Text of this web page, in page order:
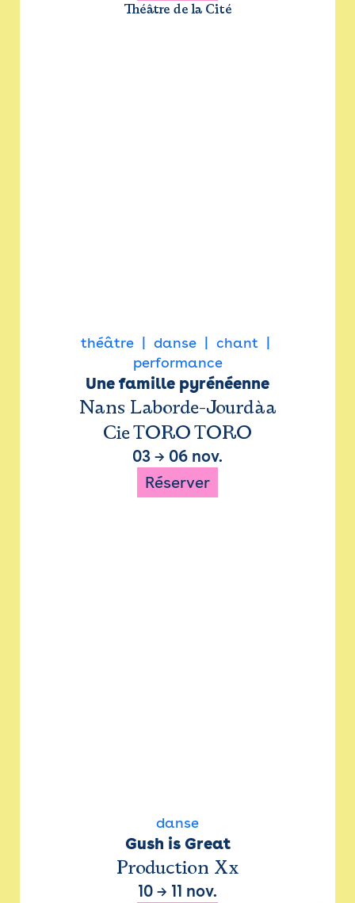
Théâtre de la Cité
théâtre danse
chant
performance
Une famille pyrénéenne
Nans Laborde-Jourdàa
Cie TORO TORO
03 → 06 nov.
Réserver
danse
Gush is Great
Production Xx
10 → 11 nov.